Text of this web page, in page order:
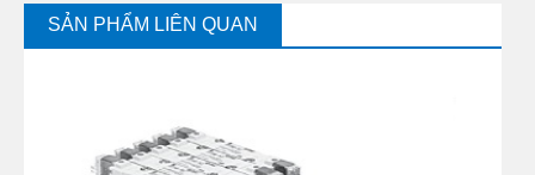
SẢN PHẨM LIÊN QUAN